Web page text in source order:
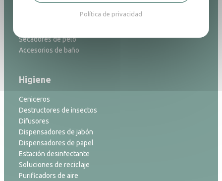
Purificadores de aire
Secadores de pelo
Accesorios de baño
Higiene
Ceniceros
Destructores de insectos
Difusores
Dispensadores de jabón
Dispensadores de papel
Estación desinfectante
Soluciones de reciclaje
Purificadors de aire
Política de privacidad